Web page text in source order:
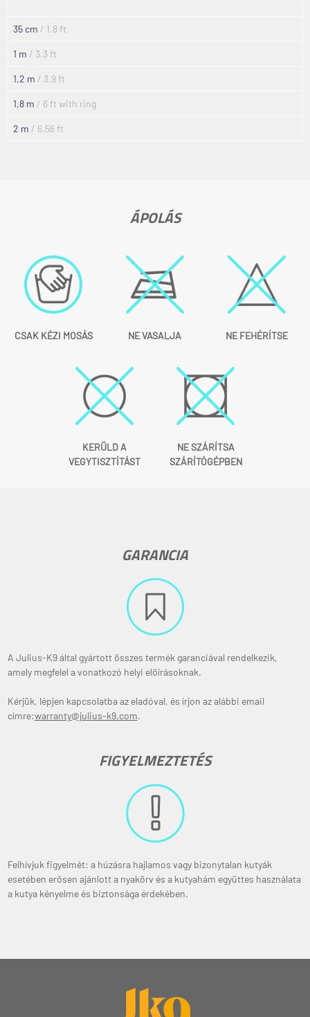
35 cm / 1.8 ft
1 m / 3.3 ft
1,2 m / 3.9 ft
1,8 m / 6 ft with ring
2 m / 6.56 ft
ÁPOLÁS
CSAK KÉZI MOSÁS NE VASALJA NE FEHÉRÍTSE
KERÜLD A
VEGYTISZTÍTÁST
NE SZÁRÍTSA
SZÁRÍTÓGÉPBEN
GARANCIA
A Julius-K9 által gyártott összes termék garanciával rendelkezik,
amely megfelel a vonatkozó helyi előírásoknak.
Kérjük, lépjen kapcsolatba az eladóval, és írjon az alábbi email
címre:warranty@julius-k9.com.
FIGYELMEZTETÉS
Felhívjuk figyelmét: a húzásra hajlamos vagy bizonytalan kutyák
esetében erősen ajánlott a nyakörv és a kutyahám együttes használata
a kutya kényelme és biztonsága érdekében.